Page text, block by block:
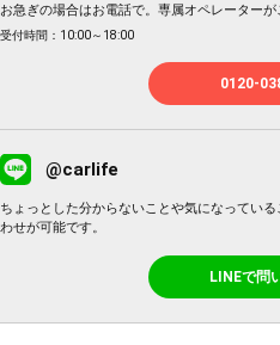
お急ぎの場合はお電話で。専属オペレーターが
受付時間：10:00～18:00
0120-
@carlife
ちょっとした分からないことや気になってい
わせが可能です。
LINEで問